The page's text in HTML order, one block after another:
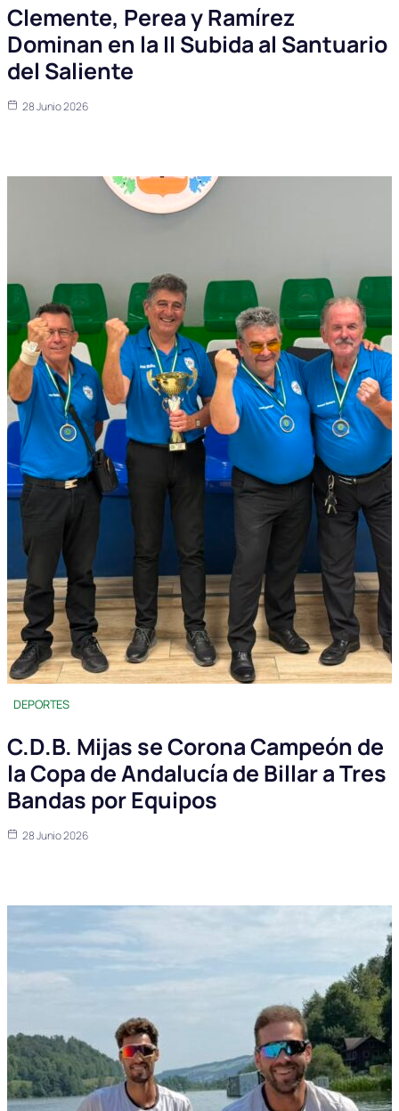
Clemente, Perea y Ramírez
Dominan en la II Subida al Santuario
del Saliente
28 Junio 2026
DEPORTES
C.D.B. Mijas se Corona Campeón de
la Copa de Andalucía de Billar a Tres
Bandas por Equipos
28 Junio 2026